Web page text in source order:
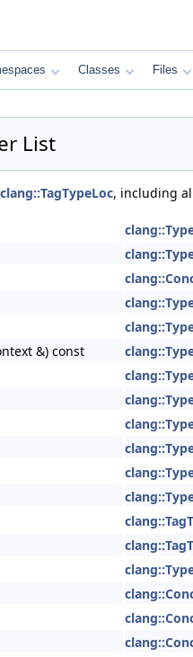
Classes Files
List
clang::TagTypeLoc, including
&) const